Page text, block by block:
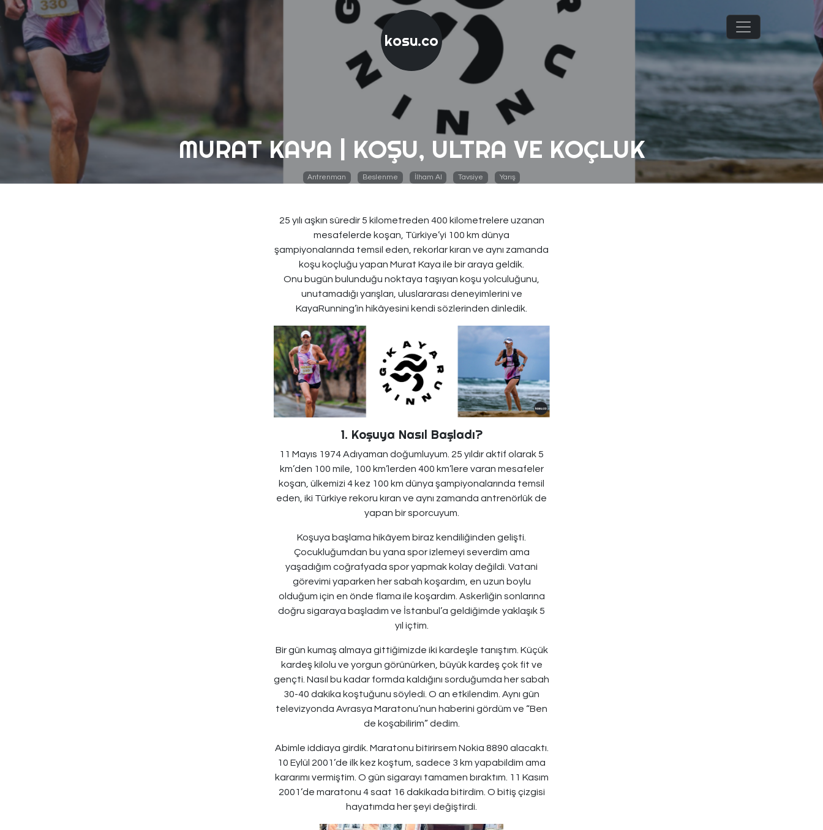
kosu.co
MURAT KAYA | KOŞU, ULTRA VE KOÇLUK
Antrenman Beslenme İlham Al Tavsiye Yarış
25 yılı aşkın süredir 5 kilometreden 400 kilometrelere uzanan
mesafelerde koşan, Türkiye’yi 100 km dünya
şampiyonalarında temsil eden, rekorlar kıran ve aynı zamanda
koşu koçluğu yapan Murat Kaya ile bir araya geldik.
Onu bugün bulunduğu noktaya taşıyan koşu yolculuğunu,
unutamadığı yarışları, uluslararası deneyimlerini ve
KayaRunning’in hikâyesini kendi sözlerinden dinledik.
1. Koşuya Nasıl Başladı?
11 Mayıs 1974 Adıyaman doğumluyum. 25 yıldır aktif olarak 5
km’den 100 mile, 100 km’lerden 400 km’lere varan mesafeler
koşan, ülkemizi 4 kez 100 km dünya şampiyonalarında temsil
eden, iki Türkiye rekoru kıran ve aynı zamanda antrenörlük de
yapan bir sporcuyum.
Koşuya başlama hikâyem biraz kendiliğinden gelişti.
Çocukluğumdan bu yana spor izlemeyi severdim ama
yaşadığım coğrafyada spor yapmak kolay değildi. Vatani
görevimi yaparken her sabah koşardım, en uzun boylu
olduğum için en önde flama ile koşardım. Askerliğin sonlarına
doğru sigaraya başladım ve İstanbul’a geldiğimde yaklaşık 5
yıl içtim.
Bir gün kumaş almaya gittiğimizde iki kardeşle tanıştım. Küçük
kardeş kilolu ve yorgun görünürken, büyük kardeş çok fit ve
gençti. Nasıl bu kadar formda kaldığını sorduğumda her sabah
30-40 dakika koştuğunu söyledi. O an etkilendim. Aynı gün
televizyonda Avrasya Maratonu’nun haberini gördüm ve “Ben
de koşabilirim” dedim.
Abimle iddiaya girdik. Maratonu bitirirsem Nokia 8890 alacaktı.
10 Eylül 2001’de ilk kez koştum, sadece 3 km yapabildim ama
kararımı vermiştim. O gün sigarayı tamamen bıraktım. 11 Kasım
2001’de maratonu 4 saat 16 dakikada bitirdim. O bitiş çizgisi
hayatımda her şeyi değiştirdi.